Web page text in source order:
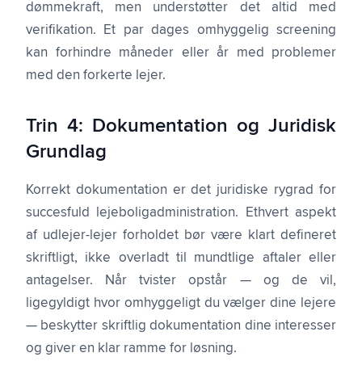
dømmekraft, men understøtter det altid med
verifikation. Et par dages omhyggelig screening
kan forhindre måneder eller år med problemer
med den forkerte lejer.
Trin 4: Dokumentation og Juridisk
Grundlag
Korrekt dokumentation er det juridiske rygrad for
succesfuld lejeboligadministration. Ethvert aspekt
af udlejer-lejer forholdet bør være klart defineret
skriftligt, ikke overladt til mundtlige aftaler eller
antagelser. Når tvister opstår — og de vil,
ligegyldigt hvor omhyggeligt du vælger dine lejere
— beskytter skriftlig dokumentation dine interesser
og giver en klar ramme for løsning.